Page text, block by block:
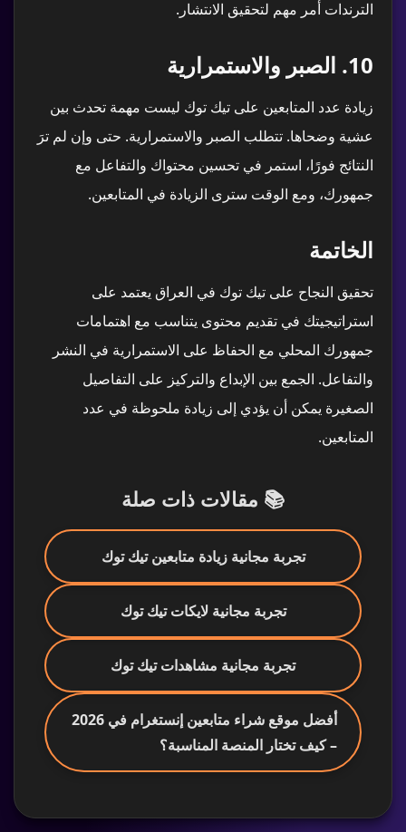
الترندات أمر مهم لتحقيق الانتشار.
10. الصبر والاستمرارية
زيادة عدد المتابعين على تيك توك ليست مهمة تحدث بين
عشية وضحاها. تتطلب الصبر والاستمرارية. حتى وإن لم ترَ
النتائج فورًا، استمر في تحسين محتواك والتفاعل مع
جمهورك، ومع الوقت سترى الزيادة في المتابعين.
الخاتمة
تحقيق النجاح على تيك توك في العراق يعتمد على
استراتيجيتك في تقديم محتوى يتناسب مع اهتمامات
جمهورك المحلي مع الحفاظ على الاستمرارية في النشر
والتفاعل. الجمع بين الإبداع والتركيز على التفاصيل
الصغيرة يمكن أن يؤدي إلى زيادة ملحوظة في عدد
المتابعين.
📚 مقالات ذات صلة
تجربة مجانية زيادة متابعين تيك توك
تجربة مجانية لايكات تيك توك
تجربة مجانية مشاهدات تيك توك
أفضل موقع شراء متابعين إنستغرام في 2026
– كيف تختار المنصة المناسبة؟